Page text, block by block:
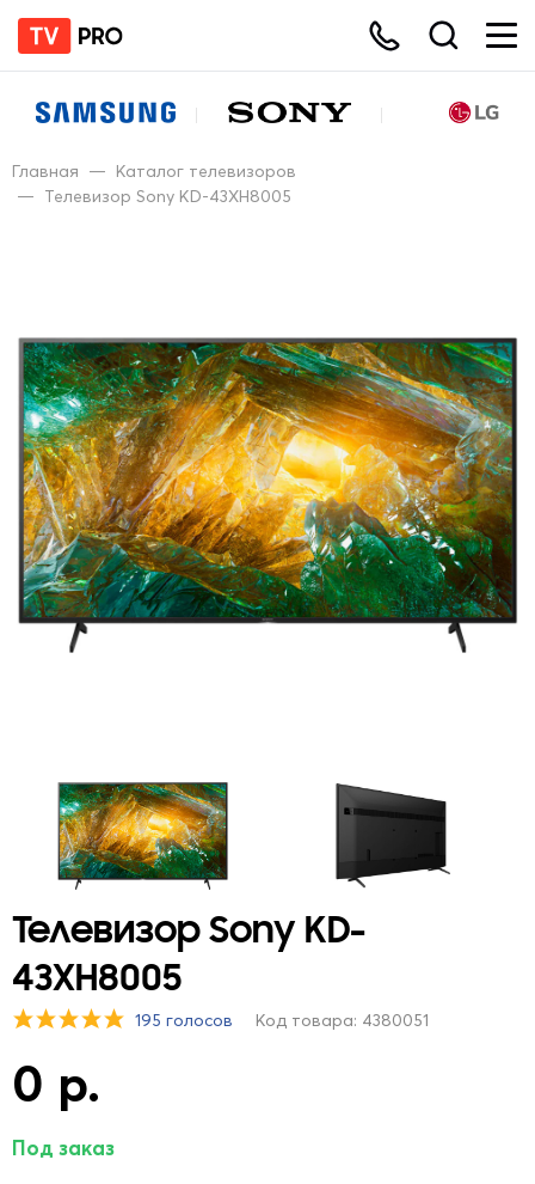
Главная — Каталог телевизоров
— Телевизор Sony KD-43XH8005
Телевизор Sony KD-
43XH8005
195 голосов Код товара: 4380051
0 р.
Под заказ